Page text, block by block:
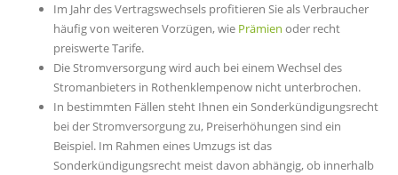
Im Jahr des Vertragswechsels profitieren Sie als Verbraucher
häufig von weiteren Vorzügen, wie Prämien oder recht
preiswerte Tarife.
Die Stromversorgung wird auch bei einem Wechsel des
Stromanbieters in Rothenklempenow nicht unterbrochen.
In bestimmten Fällen steht Ihnen ein Sonderkündigungsrecht
bei der Stromversorgung zu, Preiserhöhungen sind ein
Beispiel. Im Rahmen eines Umzugs ist das
Sonderkündigungsrecht meist davon abhängig, ob innerhalb